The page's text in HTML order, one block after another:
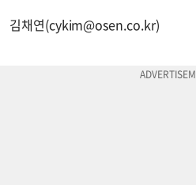
김채연(cykim@osen.co.kr)